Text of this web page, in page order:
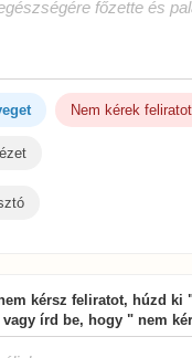
Nem kérek feliratot
kérsz feliratot, húzd ki
írd be, hogy " nem